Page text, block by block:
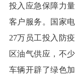
投入应急保障力
客户服务。国家
27万员工投入防
区油气供应，不
车辆开辟了绿色